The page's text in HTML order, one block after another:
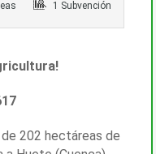
1 Subvención
202 hectáreas de